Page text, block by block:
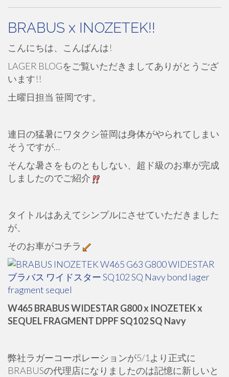
BRABUS x INOZETEK!!
こんにちは、こんばんは!
LAGER BLOGをご覧いただきましてありがとうござ
います!!
土曜日担当 笹岡です。
連日の猛暑にワタクシ笹岡は身体がやられてしまい
そうですが…
そんな暑さをものともしない、超ド級のお車が完成
しましたのでご紹介
タイトルはあえてシンプルにさせていただきました
が、
そのお車がコチラ
W465 BRABUS WIDESTAR G800 x INOZETEK x
SEQUEL FRAGMENT DPPF SQ102 SQ Navy
弊社ラガーコーポレーションが5/1より正式に
BRABUSの代理店になりましたのは記憶に新しいと